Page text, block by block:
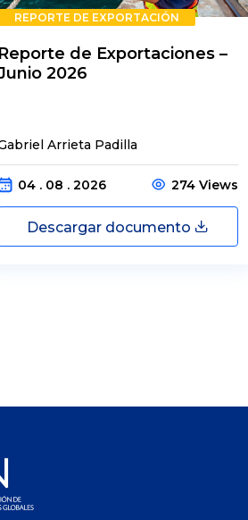
REPORTE DE EXPORTACIÓN
Reporte de Exportaciones –
2026
Arrieta Padilla
04 . 08 . 2026 274 Views
Descargar documento